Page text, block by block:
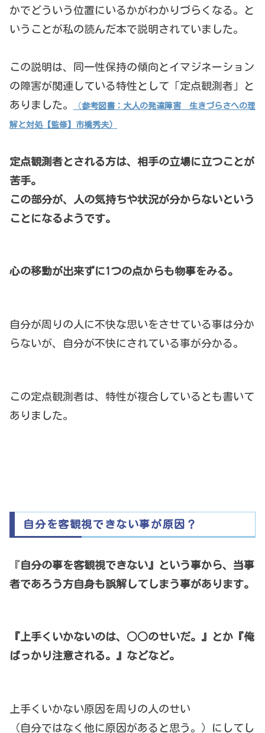
かでどういう位置にいるかがわかりづらくなる。と
いうことが私の読んだ本で説明されていました。
この説明は、同一性保持の傾向とイマジネーション
の障害が関連している特性として「定点観測者」と
ありました。
（参考図書：大人の発達障害 生きづらさへの理
解と対処【監修】市橋秀夫）
定点観測者とされる方は、相手の立場に立つことが
苦手。
この部分が、人の気持ちや状況が分からないという
ことになるようです。
心の移動が出来ずに1つの点からも物事をみる。
自分が周りの人に不快な思いをさせている事は分か
らないが、自分が不快にされている事が分かる。
この定点観測者は、特性が複合しているとも書いて
ありました。
自分を客観視できない事が原因？
『自分の事を客観視できない』という事から、当事
者であろう方自身も誤解してしまう事があります。
『上手くいかないのは、○○のせいだ。』とか『俺
ばっかり注意される。』などなど。
上手くいかない原因を周りの人のせい
（自分ではなく他に原因があると思う。）にしてし